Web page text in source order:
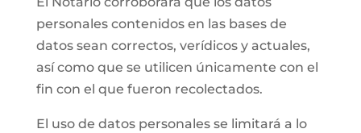
personales contenidos en las bases de
datos sean correctos, verídicos y actuales,
así como que se utilicen únicamente con el
fin con el que fueron recolectados.
El uso de datos personales se limitará a lo